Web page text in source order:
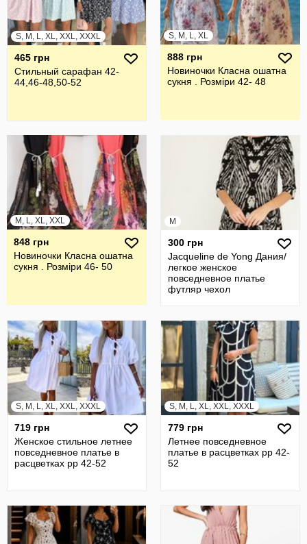
S, M, L, XL, XXL, XXXL
465 грн
Стильный сарафан 42-
44,46-48,50-52
S, M, L, XL
888 грн
Новиночки Класна ошатна
сукня . Розміри 42- 48
M, L, XL, XXL
848 грн
Новиночки Класна ошатна
сукня . Розміри 46- 50
M
300 грн
Jacqueline de Yong Дания/
легкое женское
повседневное платье
футляр чехол
S, M, L, XL, XXL, XXXL
719 грн
Женское стильное летнее
повседневное платье в
расцветках рр 42-52
S, M, L, XL, XXL, XXXL
779 грн
Летнее повседневное
платье в расцветках рр 42-
52